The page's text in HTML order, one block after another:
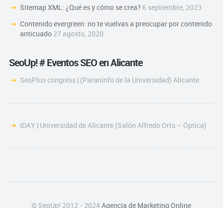
Sitemap XML: ¿Qué es y cómo se crea? 6 septiembre, 2023
Contenido evergreen: no te vuelvas a preocupar por contenido
anticuado 27 agosto, 2020
SeoUp! # Eventos SEO en Alicante
SeoPlus congress | (Paraninfo de la Universidad) Alicante
IDAY | Universidad de Alicante (Salón Alfredo Orts – Óptica)
© SeoUp! 2012 - 2024Agencia de Marketing Online